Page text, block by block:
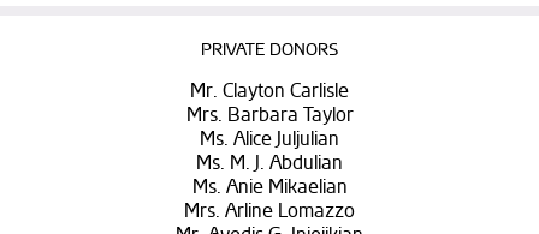
PRIVATE DONORS
Mr. Clayton Carlisle
Mrs. Barbara Taylor
Ms. Alice Juljulian
Ms. M. J. Abdulian
Ms. Anie Mikaelian
Mrs. Arline Lomazzo